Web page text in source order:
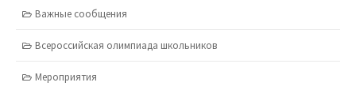
Важные сообщения
Всероссийская олимпиада школьников
Мероприятия